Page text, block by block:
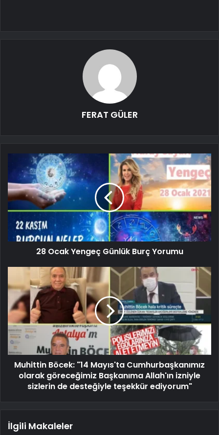
FERAT GÜLER
28 Ocak Yengeç Günlük Burç Yorumu
Muhittin Böcek: "14 Mayıs'ta Cumhurbaşkanımız
olarak göreceğimiz Başkanıma Allah'ın izniyle
sizlerin de desteğiyle teşekkür ediyorum"
İlgili Makaleler